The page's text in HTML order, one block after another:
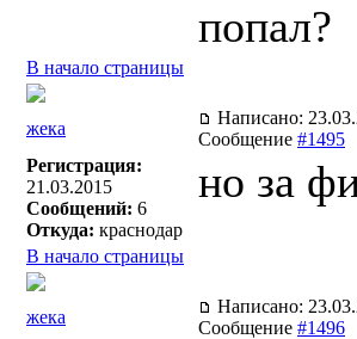
попал?
В начало страницы
жека
Написано:
Сообщение #1495
Регистрация:
21.03.2015
Сообщений: 6
Откуда: краснодар
но за
В начало страницы
жека
Написано:
Сообщение #1496